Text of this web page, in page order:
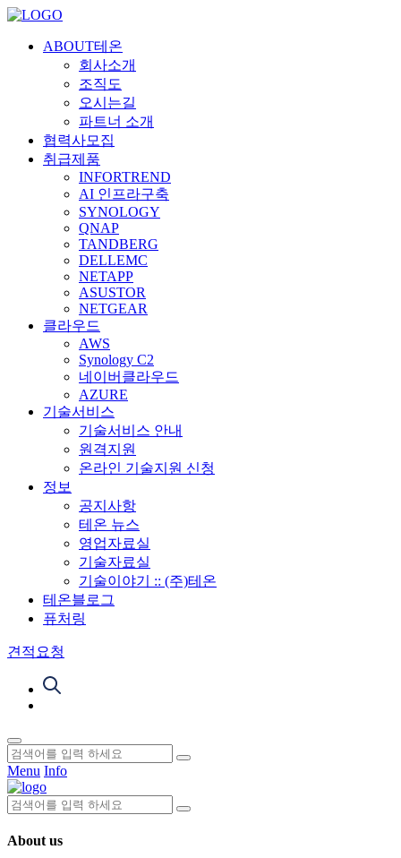
ABOUT테온
회사소개
조직도
오시는길
파트너 소개
협력사모집
취급제품
INFORTREND
AI 인프라구축
SYNOLOGY
QNAP
TANDBERG
DELLEMC
NETAPP
ASUSTOR
NETGEAR
클라우드
AWS
Synology C2
네이버클라우드
AZURE
기술서비스
기술서비스 안내
원격지원
온라인 기술지원 신청
정보
공지사항
테온 뉴스
영업자료실
기술자료실
기술이야기 :: (주)테온
테온블로그
퓨처링
견적요청
Menu Info
About us